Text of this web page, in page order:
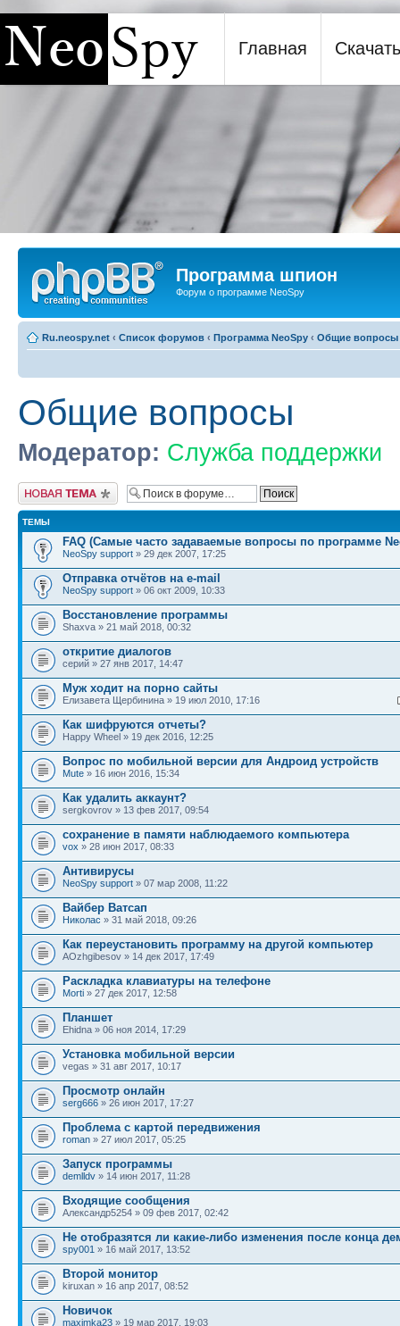
Программа шпион NeoSpy
Главная Скачать
Программа шпион
Форум о программе NeoSpy
Ru.neospy.net ‹ Список форумов ‹ Программа NeoSpy ‹ Общие вопросы
Общие вопросы
Модератор: Служба поддержки
Новая тема
ТЕМЫ
FAQ (Самые часто задаваемые вопросы по программе
NeoSpy support » 29 дек 2007, 17:25
Отправка отчётов на e-mail
NeoSpy support » 06 окт 2009, 10:33
Восстановление программы
Shaxva » 21 май 2018, 00:32
откритие диалогов
серий » 27 янв 2017, 14:47
Муж ходит на порно сайты
Елизавета Щербинина » 19 июл 2010, 17:16
Как шифруются отчеты?
Happy Wheel » 19 дек 2016, 12:25
Вопрос по мобильной версии для Андроид устройств
Mute » 16 июн 2016, 15:34
Как удалить аккаунт?
sergkovrov » 13 фев 2017, 09:54
сохранение в памяти наблюдаемого компьютера
vox » 28 июн 2017, 08:33
Антивирусы
NeoSpy support » 07 мар 2008, 11:22
Вайбер Ватсап
Николас » 31 май 2018, 09:26
Как переустановить программу на другой компьютер
AOzhgibesov » 14 дек 2017, 17:49
Раскладка клавиатуры на телефоне
Morti » 27 дек 2017, 12:58
Планшет
Ehidna » 06 ноя 2014, 17:29
Установка мобильной версии
vegas » 31 авг 2017, 10:17
Просмотр онлайн
serg666 » 26 июн 2017, 17:27
Проблема с картой передвижения
roman » 27 июл 2017, 05:25
Запуск программы
demlldv » 14 июн 2017, 11:28
Входящие сообщения
Александр5254 » 09 фев 2017, 02:42
Не отобразятся ли какие-либо изменения после конца
spy001 » 16 май 2017, 13:52
Второй монитор
kiruxan » 16 апр 2017, 08:52
Новичок
maximka23 » 19 мар 2017, 19:03